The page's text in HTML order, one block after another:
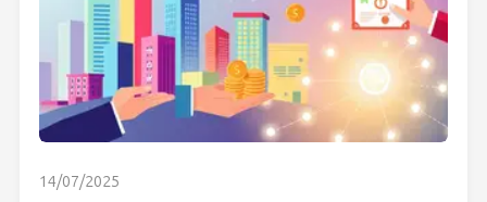
14/07/2025